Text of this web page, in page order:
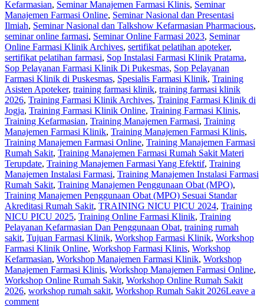
Kefarmasian, Seminar Manajemen Farmasi Klinis, Seminar
Manajemen Farmasi Online, Seminar Nasional dan Presentasi
Ilmiah, Seminar Nasional dan Talkshow Kefarmasian Pharmacious,
seminar online farmasi, Seminar Online Farmasi 2023, Seminar
Online Farmasi Klinik Archives, sertifikat pelatihan apoteker,
sertifikat pelatihan farmasi, Sop Instalasi Farmasi Klinik Pratama,
Sop Pelayanan Farmasi Klinik Di Pukesmas, Sop Pelayanan
Farmasi Klinik di Puskesmas, Spesialis Farmasi Klinik, Training
Asisten Apoteker, training farmasi klinik, training farmasi klinik
2026, Training Farmasi Klinik Archives, Training Farmasi Klinik di
Jogja, Training Farmasi Klinik Online, Training Farmasi Klinis,
Training Kefarmasian, Training Manajemen Farmasi, Training
Manajemen Farmasi Klinik, Training Manajemen Farmasi Klinis,
Training Manajemen Farmasi Online, Training Manajemen Farmasi
Rumah Sakit, Training Manajemen Farmasi Rumah Sakit Materi
Terupdate, Training Manajemen Farmasi Yang Efektif, Training
Manajemen Instalasi Farmasi, Training Manajemen Instalasi Farmasi
Rumah Sakit, Training Manajemen Penggunaan Obat (MPO),
Training Manajemen Penggunaan Obat (MPO) Sesuai Standar
Akreditasi Rumah Sakit, TRAINING NICU PICU 2024, Training
NICU PICU 2025, Training Online Farmasi Klinik, Training
Pelayanan Kefarmasian Dan Penggunaan Obat, training rumah
sakit, Tujuan Farmasi Klinik, Workshop Farmasi Klinik, Workshop
Farmasi Klinik Online, Workshop Farmasi Klinis, Workshop
Kefarmasian, Workshop Manajemen Farmasi Klinik, Workshop
Manajemen Farmasi Klinis, Workshop Manajemen Farmasi Online,
Workshop Online Rumah Sakit, Workshop Online Rumah Sakit
2026, workshop rumah sakit, Workshop Rumah Sakit 2026Leave a
comment